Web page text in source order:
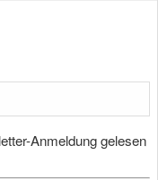
Anmeldung gelesen